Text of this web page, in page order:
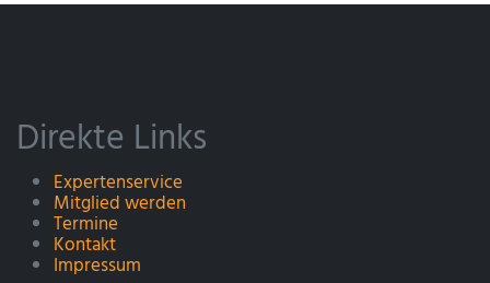
Direkte Links
Expertenservice
Mitglied werden
Termine
Kontakt
Impressum